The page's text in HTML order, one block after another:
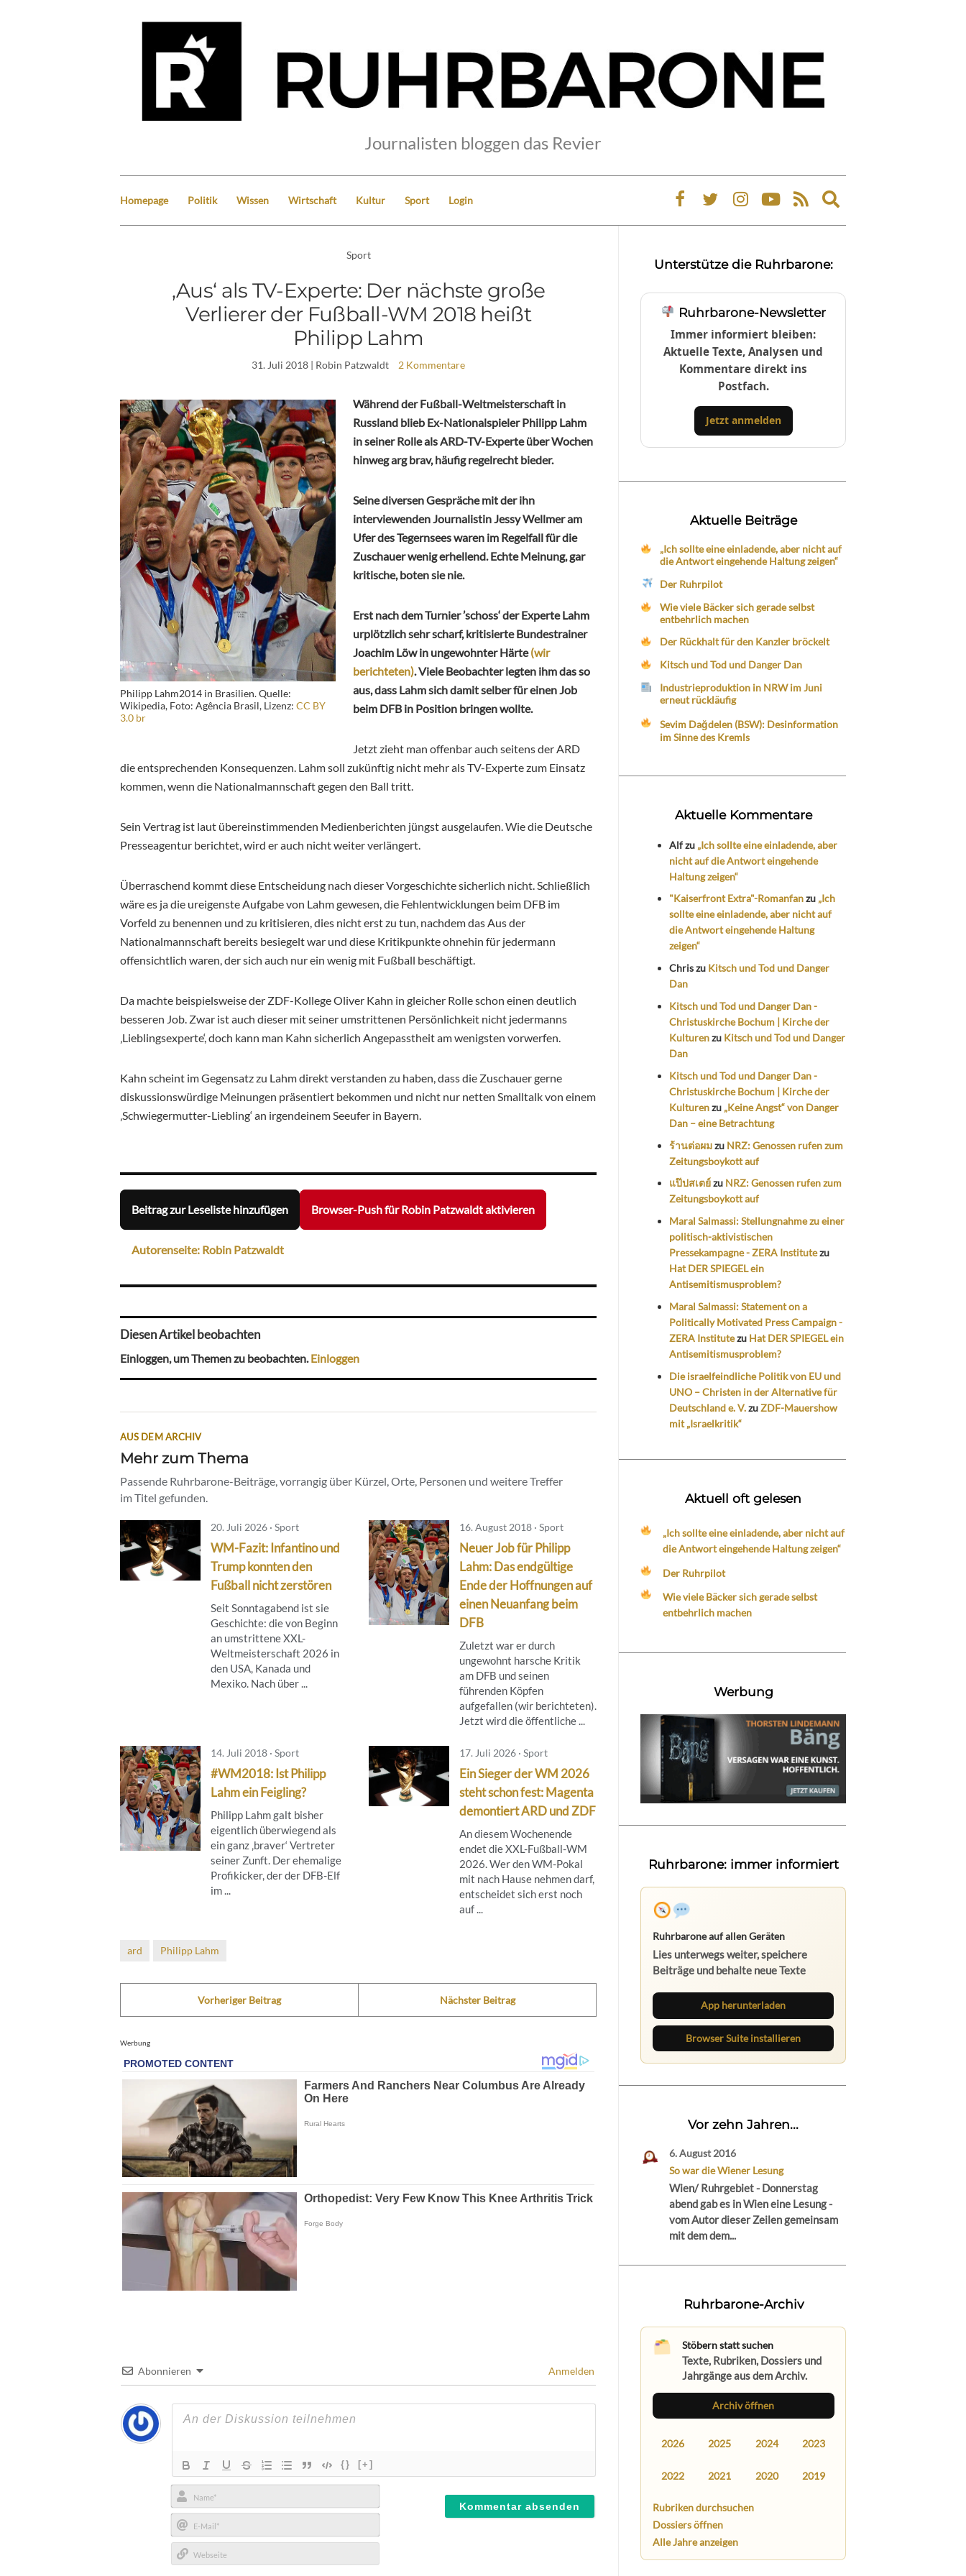
Journalisten bloggen das Revier
Homepage Politik Wissen Wirtschaft Kultur Sport Login
Expand
search
Sport
‚Aus‘ als TV-Experte: Der nächste große
Verlierer der Fußball-WM 2018 heißt
Philipp Lahm
31. Juli 2018 | Robin Patzwaldt 2 Kommentare
Philipp Lahm2014 in Brasilien. Quelle:
Wikipedia, Foto: Agência Brasil, Lizenz: CC BY
3.0 br
Während der Fußball-Weltmeisterschaft in
Russland blieb Ex-Nationalspieler Philipp Lahm
in seiner Rolle als ARD-TV-Experte über Wochen
hinweg arg brav, häufig regelrecht bieder.
Seine diversen Gespräche mit der ihn
interviewenden Journalistin Jessy Wellmer am
Ufer des Tegernsees waren im Regelfall für die
Zuschauer wenig erhellend. Echte Meinung, gar
kritische, boten sie nie.
Erst nach dem Turnier ’schoss‘ der Experte Lahm
urplötzlich sehr scharf, kritisierte Bundestrainer
Joachim Löw in ungewohnter Härte(wir
berichteten). Viele Beobachter legten ihm das so
aus, dass Lahm sich damit selber für einen Job
beim DFB in Position bringen wollte.
Jetzt zieht man offenbar auch seitens der ARD
die entsprechenden Konsequenzen. Lahm soll zukünftig nicht mehr als TV-Experte zum Einsatz
kommen, wenn die Nationalmannschaft gegen den Ball tritt.
Sein Vertrag ist laut übereinstimmenden Medienberichten jüngst ausgelaufen. Wie die Deutsche
Presseagentur berichtet, wird er auch nicht weiter verlängert.
Überraschend kommt diese Entscheidung nach dieser Vorgeschichte sicherlich nicht. Schließlich
wäre es ja die ureigenste Aufgabe von Lahm gewesen, die Fehlentwicklungen beim DFB im
Vorfeld zu benennen und zu kritisieren, dies nicht erst zu tun, nachdem das Aus der
Nationalmannschaft bereits besiegelt war und diese Kritikpunkte ohnehin für jedermann
offensichtlich waren, der sich auch nur ein wenig mit Fußball beschäftigt.
Da machte beispielsweise der ZDF-Kollege Oliver Kahn in gleicher Rolle schon einen deutlich
besseren Job. Zwar ist auch dieser mit seiner umstrittenen Persönlichkeit nicht jedermanns
‚Lieblingsexperte‘, doch kann man Kahn sicherlich Angepasstheit am wenigsten vorwerfen.
Kahn scheint im Gegensatz zu Lahm direkt verstanden zu haben, dass die Zuschauer gerne
diskussionswürdige Meinungen präsentiert bekommen und nicht nur netten Smalltalk von einem
‚Schwiegermutter-Liebling‘ an irgendeinem Seeufer in Bayern.
Beitrag zur Leseliste hinzufügen Browser-Push für Robin Patzwaldt aktivieren
Autorenseite: Robin Patzwaldt
Diesen Artikel beobachten
Einloggen, um Themen zu beobachten.Einloggen
AUS DEM ARCHIV
Mehr zum Thema
Passende Ruhrbarone-Beiträge, vorrangig über Kürzel, Orte, Personen und weitere Treffer
im Titel gefunden.
20. Juli 2026 · Sport
WM-Fazit: Infantino und
Trump konnten den
Fußball nicht zerstören
Seit Sonntagabend ist sie
Geschichte: die von Beginn
an umstrittene XXL-
Weltmeisterschaft 2026 in
den USA, Kanada und
Mexiko. Nach über ...
16. August 2018 · Sport
Neuer Job für Philipp
Lahm: Das endgültige
Ende der Hoffnungen auf
einen Neuanfang beim
DFB
Zuletzt war er durch
ungewohnt harsche Kritik
am DFB und seinen
führenden Köpfen
aufgefallen (wir berichteten).
Jetzt wird die öffentliche ...
14. Juli 2018 · Sport
#WM2018: Ist Philipp
Lahm ein Feigling?
Philipp Lahm galt bisher
eigentlich überwiegend als
ein ganz ‚braver‘ Vertreter
seiner Zunft. Der ehemalige
Profikicker, der der DFB-Elf
im ...
17. Juli 2026 · Sport
Ein Sieger der WM 2026
steht schon fest: Magenta
demontiert ARD und ZDF
An diesem Wochenende
endet die XXL-Fußball-WM
2026. Wer den WM-Pokal
mit nach Hause nehmen darf,
entscheidet sich erst noch
auf ...
ard Philipp Lahm
Vorheriger Beitrag Nächster Beitrag
Werbung
Abonnieren Anmelden
{} [+]
Name*
E-
Mail*
Unterstütze die Ruhrbarone:
Ruhrbarone-Newsletter
Immer informiert bleiben:
Aktuelle Texte, Analysen und
Kommentare direkt ins
Postfach.
Jetzt anmelden
Aktuelle Beiträge
„Ich sollte eine einladende, aber nicht auf
die Antwort eingehende Haltung zeigen“
Der Ruhrpilot
Wie viele Bäcker sich gerade selbst
entbehrlich machen
Der Rückhalt für den Kanzler bröckelt
Kitsch und Tod und Danger Dan
Industrieproduktion in NRW im Juni
erneut rückläufig
Sevim Dağdelen (BSW): Desinformation
im Sinne des Kremls
Aktuelle Kommentare
Alfzu „Ich sollte eine einladende, aber
nicht auf die Antwort eingehende
Haltung zeigen“
"Kaiserfront Extra"-Romanfanzu „Ich
sollte eine einladende, aber nicht auf
die Antwort eingehende Haltung
zeigen“
Chriszu Kitsch und Tod und Danger
Dan
Kitsch und Tod und Danger Dan -
Christuskirche Bochum | Kirche der
Kulturenzu Kitsch und Tod und Danger
Dan
Kitsch und Tod und Danger Dan -
Christuskirche Bochum | Kirche der
Kulturenzu „Keine Angst“ von Danger
Dan – eine Betrachtung
ร้านต่อผมzu NRZ: Genossen rufen zum
Zeitungsboykott auf
แป๊ปสเตย์zu NRZ: Genossen rufen zum
Zeitungsboykott auf
Maral Salmassi: Stellungnahme zu einer
politisch-aktivistischen
Pressekampagne - ZERA Institutezu
Hat DER SPIEGEL ein
Antisemitismusproblem?
Maral Salmassi: Statement on a
Politically Motivated Press Campaign -
ZERA Institutezu Hat DER SPIEGEL ein
Antisemitismusproblem?
Die israelfeindliche Politik von EU und
UNO – Christen in der Alternative für
Deutschland e. V.zuZDF-Mauershow
mit „Israelkritik“
Aktuell oft gelesen
„Ich sollte eine einladende, aber nicht auf
die Antwort eingehende Haltung zeigen“
Der Ruhrpilot
Wie viele Bäcker sich gerade selbst
entbehrlich machen
Werbung
Ruhrbarone: immer informiert
Ruhrbarone auf allen Geräten
Lies unterwegs weiter, speichere
Beiträge und behalte neue Texte
App herunterladen
Browser Suite installieren
Vor zehn Jahren...
6. August 2016
So war die Wiener Lesung
Wien/ Ruhrgebiet - Donnerstag
abend gab es in Wien eine Lesung -
vom Autor dieser Zeilen gemeinsam
mit dem dem...
Ruhrbarone-Archiv
Stöbern statt suchen
Texte, Rubriken, Dossiers und
Jahrgänge aus dem Archiv.
Archiv öffnen
2026 2025 2024 2023
2022 2021 2020 2019
Rubriken durchsuchen
Dossiers öffnen
Alle Jahre anzeigen